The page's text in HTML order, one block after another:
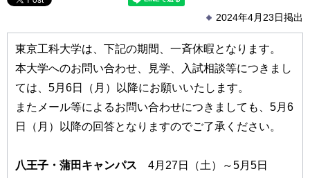
2024年4月23日掲出
東京工科大学は、下記の期間、一斉休暇となります。
本大学へのお問い合わせ、見学、入試相談等につきまし
ては、5月6日（月）以降にお願いいたします。
またメール等によるお問い合わせにつきましても、5月6
日（月）以降の回答となりますのでご了承ください。
八王子・蒲田キャンパス 4月27日（土）～5月5日